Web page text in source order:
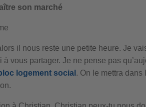
son marché
il nous reste une petite heure. Je
à vous partager. Je ne pense pas
logement social . On le mettra dans